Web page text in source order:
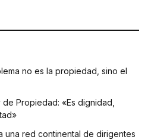
no es la propiedad, sino el
Propiedad: «Es dignidad,
una red continental de dirigentes